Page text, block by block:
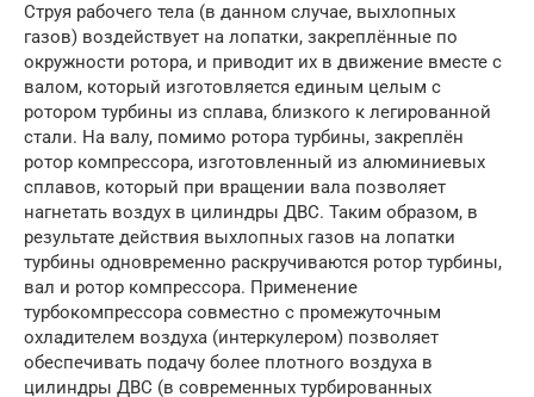
Струя рабочего тела (в данном случае, выхлопных
газов) воздействует на лопатки, закреплённые по
окружности ротора, и приводит их в движение вместе с
валом, который изготовляется единым целым с
ротором турбины из сплава, близкого к легированной
стали. На валу, помимо ротора турбины, закреплён
ротор компрессора, изготовленный из алюминиевых
сплавов, который при вращении вала позволяет
нагнетать воздух в цилиндры ДВС. Таким образом, в
результате действия выхлопных газов на лопатки
турбины одновременно раскручиваются ротор турбины,
вал и ротор компрессора. Применение
турбокомпрессора совместно с промежуточным
охладителем воздуха (интеркулером) позволяет
обеспечивать подачу более плотного воздуха в
цилиндры ДВС (в современных турбированных